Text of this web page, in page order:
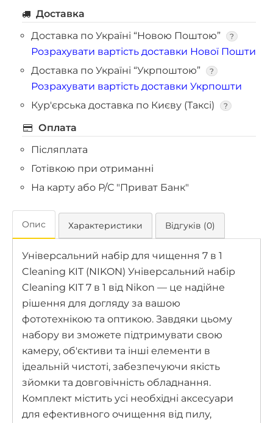
Доставка
Доставка по Україні “Новою Поштою”
?
Розрахувати вартість доставки Нової Пошти
Доставка по Україні “Укрпоштою”
?
Розрахувати вартість доставки Укрпошти
Кур'єрська доставка по Києву (Таксі)
?
Оплата
Післяплата
Готівкою при отриманні
На карту або Р/С "Приват Банк"
Опис Характеристики Відгуків (0)
Універсальний набір для чищення 7 в 1
Cleaning KIT (NIKON) Універсальний набір
Cleaning KIT 7 в 1 від Nikon — це надійне
рішення для догляду за вашою
фототехнікою та оптикою. Завдяки цьому
набору ви зможете підтримувати свою
камеру, об'єктиви та інші елементи в
ідеальній чистоті, забезпечуючи якість
зйомки та довговічність обладнання.
Комплект містить усі необхідні аксесуари
для ефективного очищення від пилу,